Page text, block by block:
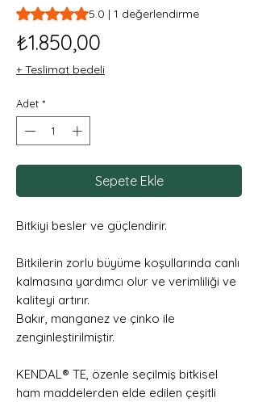
1 değerlendirmeye göre beş yıldız
5.0 | 1 değerlendirme
₺1.850,00
+ Teslimat bedeli
Adet *
Sepete Ekle
Bitkiyi besler ve güçlendirir.
Bitkilerin zorlu büyüme koşullarında canlı
kalmasına yardımcı olur ve verimliliği ve
kaliteyi artırır.
Bakır, manganez ve çinko ile
zenginleştirilmiştir.
KENDAL® TE, özenle seçilmiş bitkisel
ham maddelerden elde edilen çeşitli